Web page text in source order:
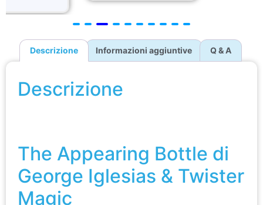
Descrizione
The Appearing Bottle di
George Iglesias & Twister
Magic